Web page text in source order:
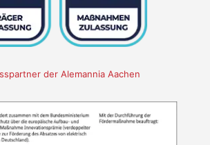
der Alemannia Aachen